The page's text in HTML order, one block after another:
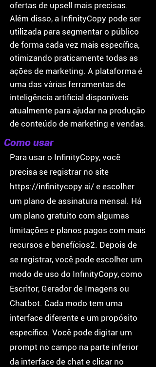
ofertas de upsell mais precisas.
Além disso, a InfinityCopy pode ser
utilizada para segmentar o público
de forma cada vez mais específica,
otimizando praticamente todas as
ações de marketing. A plataforma é
uma das várias ferramentas de
inteligência artificial disponíveis
atualmente para ajudar na produção
de conteúdo de marketing e vendas.
Como usar
Para usar o InfinityCopy, você
precisa se registrar no site
https://infinitycopy.ai/ e escolher
um plano de assinatura mensal. Há
um plano gratuito com algumas
limitações e planos pagos com mais
recursos e benefícios2. Depois de
se registrar, você pode escolher um
modo de uso do InfinityCopy, como
Escritor, Gerador de Imagens ou
Chatbot. Cada modo tem uma
interface diferente e um propósito
específico. Você pode digitar um
prompt no campo na parte inferior
da interface de chat e clicar no